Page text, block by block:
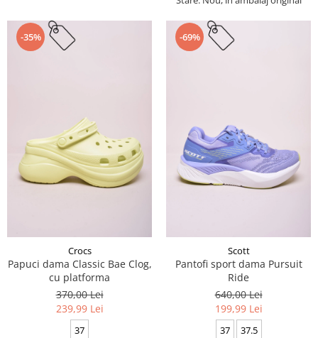
-35%
Crocs
Papuci dama Classic Bae Clog,
cu platforma
370,00 Lei
239,99 Lei
37
-69%
Scott
Pantofi sport dama Pursuit
Ride
640,00 Lei
199,99 Lei
37 37.5